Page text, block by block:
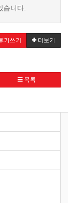
습니다.
기쓰기 더보기
목록